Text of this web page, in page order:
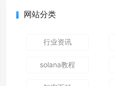
网站分类
行业资讯
solana教程